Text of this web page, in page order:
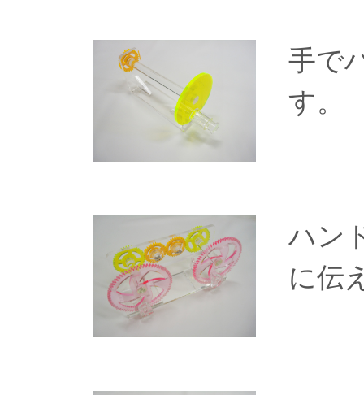
手で
す。
ハン
に伝